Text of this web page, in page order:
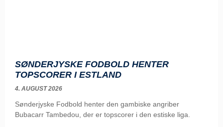
SØNDERJYSKE FODBOLD HENTER
TOPSCORER I ESTLAND
4. AUGUST 2026
Sønderjyske Fodbold henter den gambiske angriber
Bubacarr Tambedou, der er topscorer i den estiske liga.